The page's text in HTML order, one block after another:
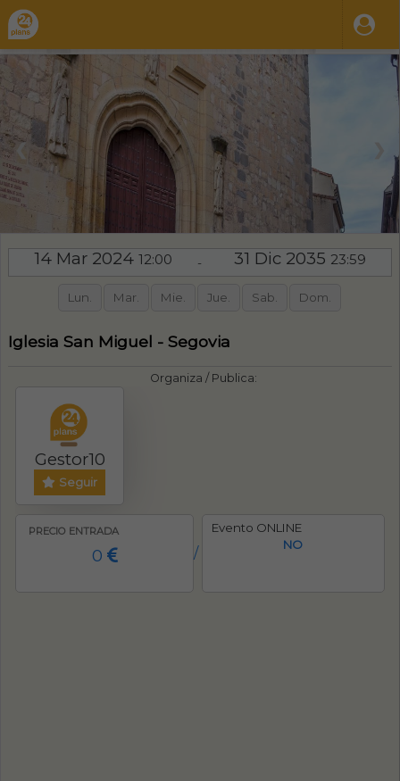
❮
14 Mar 202412:00 - 31 Dic 2035 23:59
Lun. Mar. Mie. Jue. Sab. Dom.
Iglesia San Miguel - Segovia
Organiza / Publica:
Gestor10
Seguir
PRECIO ENTRADA
0 /
Evento ONLINE
NO